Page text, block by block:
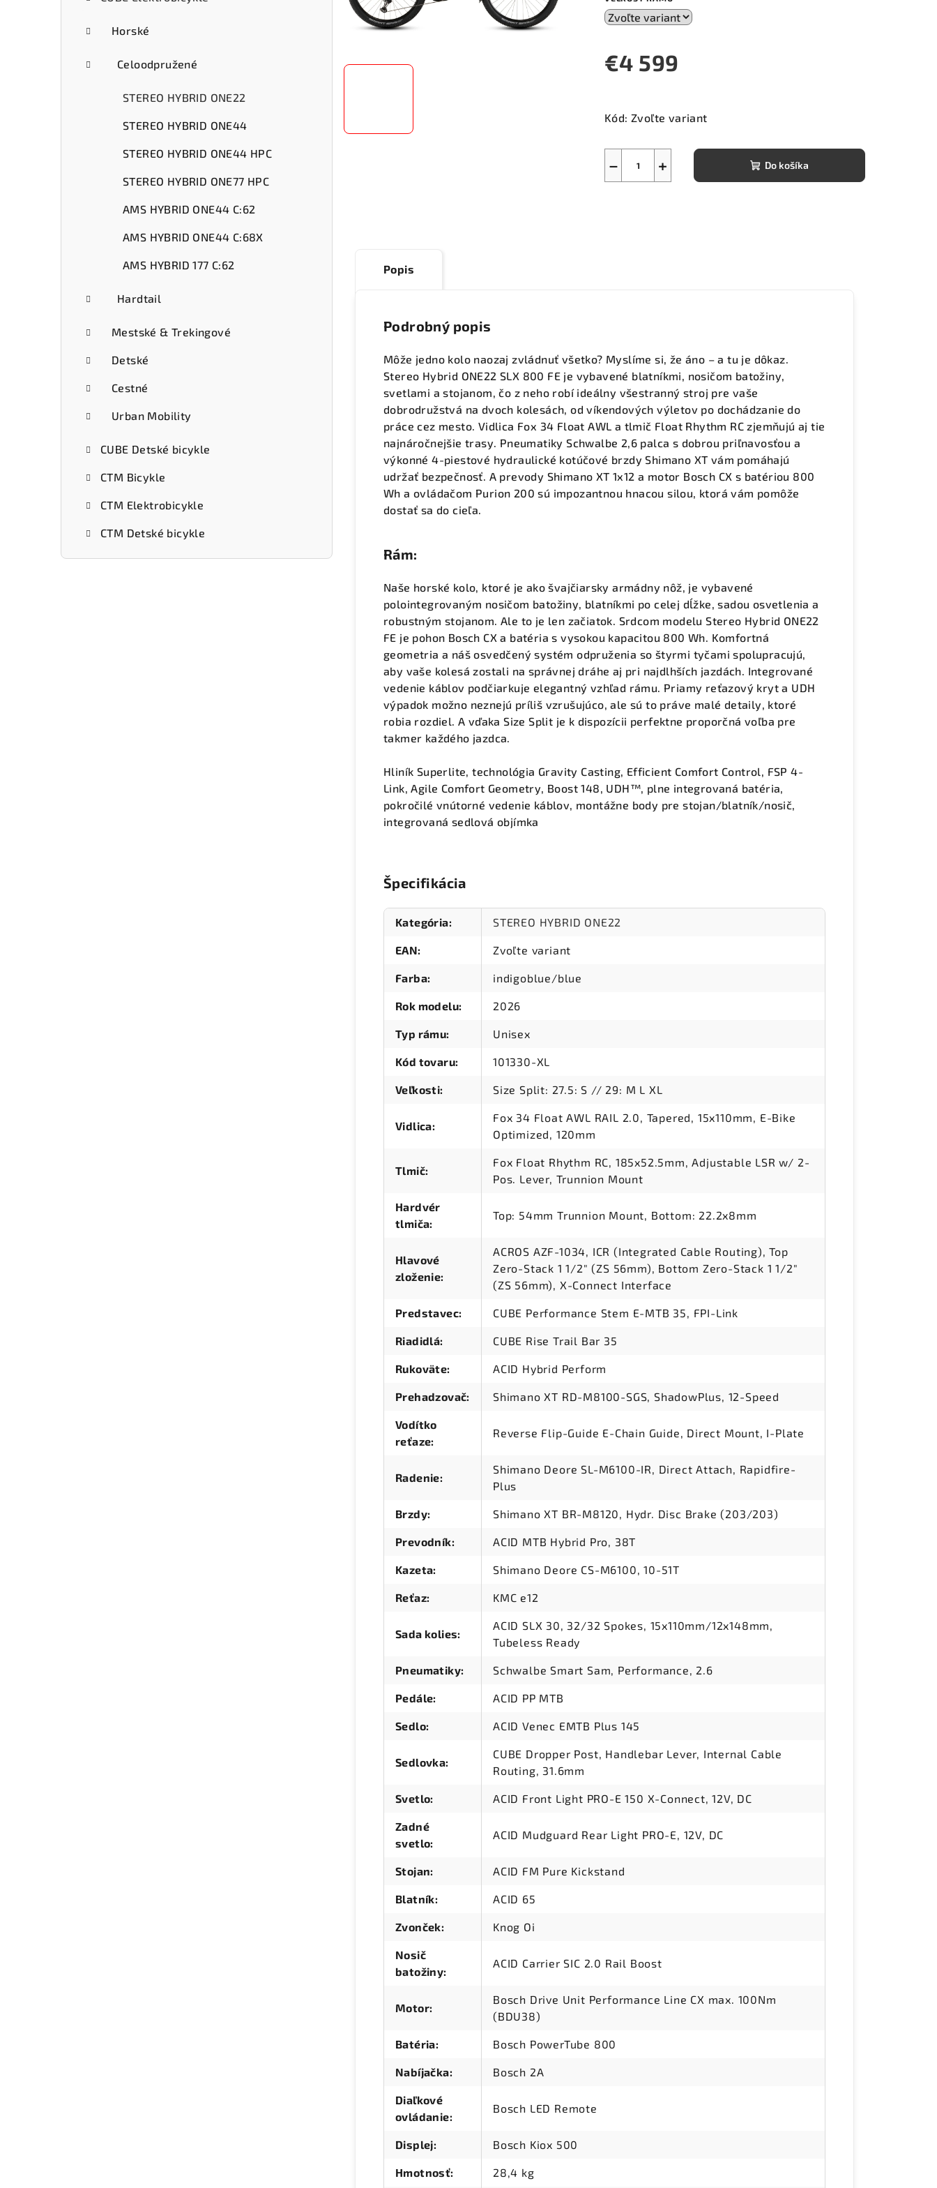
Horské
Celoodpružené
STEREO HYBRID ONE22
STEREO HYBRID ONE44
STEREO HYBRID ONE44 HPC
STEREO HYBRID ONE77 HPC
AMS HYBRID ONE44 C:62
AMS HYBRID ONE44 C:68X
AMS HYBRID 177 C:62
Hardtail
Mestské & Trekingové
Detské
Cestné
Urban Mobility
CUBE Detské bicykle
CTM Bicykle
CTM Elektrobicykle
CTM Detské bicykle
€4 599
cena:
Kód: Zvoľte variant
+
− Do košíka
Popis
Podrobný popis
Môže jedno kolo naozaj zvládnuť všetko? Myslíme si, že áno – a tu je dôkaz.
Stereo Hybrid ONE22 SLX 800 FE je vybavené blatníkmi, nosičom batožiny,
svetlami a stojanom, čo z neho robí ideálny všestranný stroj pre vaše
dobrodružstvá na dvoch kolesách, od víkendových výletov po dochádzanie do
práce cez mesto. Vidlica Fox 34 Float AWL a tlmič Float Rhythm RC zjemňujú aj tie
najnáročnejšie trasy. Pneumatiky Schwalbe 2,6 palca s dobrou priľnavosťou a
výkonné 4-piestové hydraulické kotúčové brzdy Shimano XT vám pomáhajú
udržať bezpečnosť. A prevody Shimano XT 1x12 a motor Bosch CX s batériou 800
Wh a ovládačom Purion 200 sú impozantnou hnacou silou, ktorá vám pomôže
dostať sa do cieľa.
Rám:
Naše horské kolo, ktoré je ako švajčiarsky armádny nôž, je vybavené
polointegrovaným nosičom batožiny, blatníkmi po celej dĺžke, sadou osvetlenia a
robustným stojanom. Ale to je len začiatok. Srdcom modelu Stereo Hybrid ONE22
FE je pohon Bosch CX a batéria s vysokou kapacitou 800 Wh. Komfortná
geometria a náš osvedčený systém odpruženia so štyrmi tyčami spolupracujú,
aby vaše kolesá zostali na správnej dráhe aj pri najdlhších jazdách. Integrované
vedenie káblov podčiarkuje elegantný vzhľad rámu. Priamy reťazový kryt a UDH
výpadok možno neznejú príliš vzrušujúco, ale sú to práve malé detaily, ktoré
robia rozdiel. A vďaka Size Split je k dispozícii perfektne proporčná voľba pre
takmer každého jazdca.
Hliník Superlite, technológia Gravity Casting, Efficient Comfort Control, FSP 4-
Link, Agile Comfort Geometry, Boost 148, UDH™, plne integrovaná batéria,
pokročilé vnútorné vedenie káblov, montážne body pre stojan/blatník/nosič,
integrovaná sedlová objímka
Špecifikácia
Kategória: STEREO HYBRID ONE22
EAN: Zvoľte variant
Farba: indigoblue/blue
Rok modelu: 2026
Typ rámu: Unisex
Kód tovaru: 101330-XL
Veľkosti: Size Split: 27.5: S // 29: M L XL
Vidlica:
Fox 34 Float AWL RAIL 2.0, Tapered, 15x110mm, E-Bike
Optimized, 120mm
Tlmič:
Fox Float Rhythm RC, 185x52.5mm, Adjustable LSR w/ 2-
Pos. Lever, Trunnion Mount
Hardvér
tlmiča:
Top: 54mm Trunnion Mount, Bottom: 22.2x8mm
Hlavové
zloženie:
ACROS AZF-1034, ICR (Integrated Cable Routing), Top
Zero-Stack 1 1/2" (ZS 56mm), Bottom Zero-Stack 1 1/2"
(ZS 56mm), X-Connect Interface
Predstavec: CUBE Performance Stem E-MTB 35, FPI-Link
Riadidlá: CUBE Rise Trail Bar 35
Rukoväte: ACID Hybrid Perform
Prehadzovač: Shimano XT RD-M8100-SGS, ShadowPlus, 12-Speed
Vodítko
reťaze:
Reverse Flip-Guide E-Chain Guide, Direct Mount, I-Plate
Radenie:
Shimano Deore SL-M6100-IR, Direct Attach, Rapidfire-
Plus
Brzdy: Shimano XT BR-M8120, Hydr. Disc Brake (203/203)
Prevodník: ACID MTB Hybrid Pro, 38T
Kazeta: Shimano Deore CS-M6100, 10-51T
Reťaz: KMC e12
Sada kolies:
ACID SLX 30, 32/32 Spokes, 15x110mm/12x148mm,
Tubeless Ready
Pneumatiky: Schwalbe Smart Sam, Performance, 2.6
Pedále: ACID PP MTB
Sedlo: ACID Venec EMTB Plus 145
Sedlovka:
CUBE Dropper Post, Handlebar Lever, Internal Cable
Routing, 31.6mm
Svetlo: ACID Front Light PRO-E 150 X-Connect, 12V, DC
Zadné
svetlo:
ACID Mudguard Rear Light PRO-E, 12V, DC
Stojan: ACID FM Pure Kickstand
Blatník: ACID 65
Zvonček: Knog Oi
Nosič
batožiny:
ACID Carrier SIC 2.0 Rail Boost
Motor:
Bosch Drive Unit Performance Line CX max. 100Nm
(BDU38)
Batéria: Bosch PowerTube 800
Nabíjačka: Bosch 2A
Diaľkové
ovládanie:
Bosch LED Remote
Displej: Bosch Kiox 500
Hmotnosť: 28,4 kg